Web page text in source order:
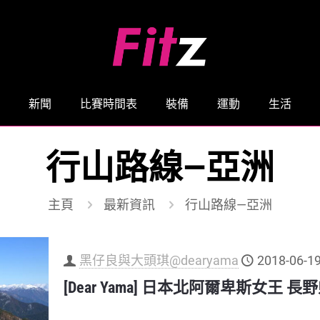
新聞 比賽時間表 裝備 運動 生活
行山路線—亞洲
主頁 最新資訊 行山路線—亞洲
黑仔良與大頭琪@dearyama 2018-06-
[Dear Yama] 日本北阿爾卑斯女王 長